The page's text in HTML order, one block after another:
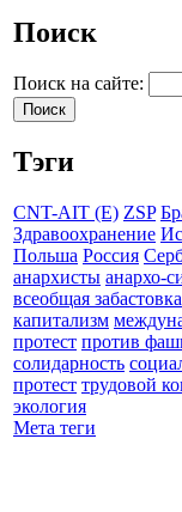
Поиск
Поиск на сайте:
Тэги
CNT-AIT (E) ZSP
Здравоохранение
Польша Россия
анархисты анархо-
всеобщая забастовка
капитализм
протест против
солидарность
протест трудовой
экология
Мета теги